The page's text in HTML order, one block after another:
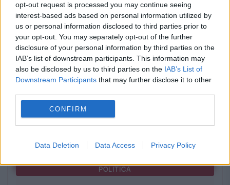
opt-out request is processed you may continue seeing
interest-based ads based on personal information utilized by
us or personal information disclosed to third parties prior to
your opt-out. You may separately opt-out of the further
disclosure of your personal information by third parties on the
IAB’s list of downstream participants. This information may
also be disclosed by us to third parties on the IAB’s List of
Downstream Participants that may further disclose it to other
CONFIRM
Data Deletion Data Access Privacy Policy
Doliu în biserică și în lumea culturală. A murit
părintele Anghel Dincu, fostul realizator
Neptun TV și dirijor de excepție
POLITICA